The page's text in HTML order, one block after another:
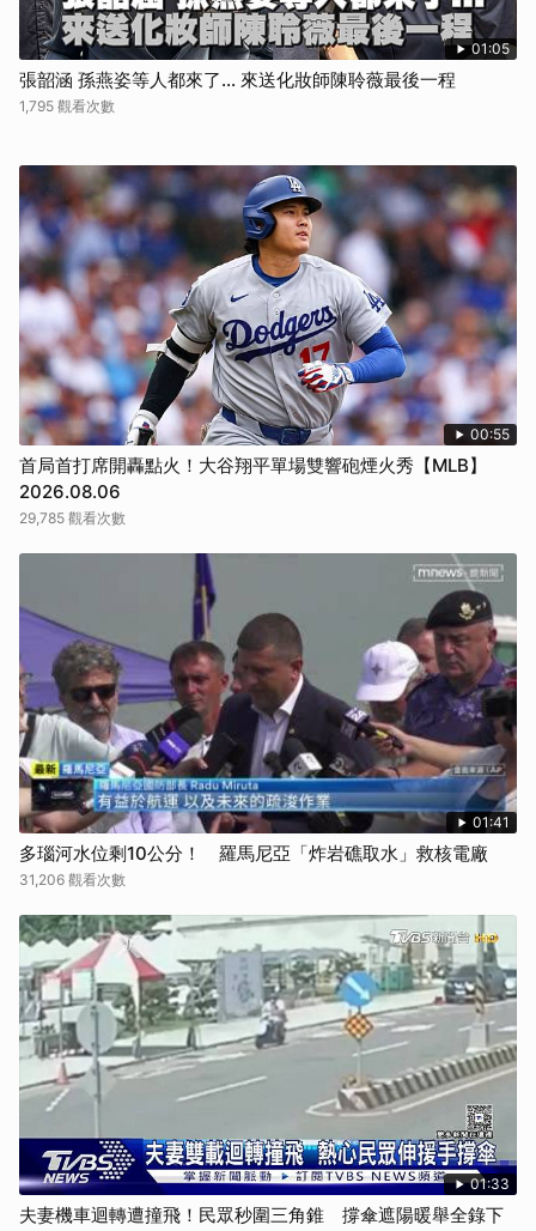
01:05
張韶涵 孫燕姿等人都來了... 來送化妝師陳聆薇最後一程
1,795 觀看次數
00:55
首局首打席開轟點火！大谷翔平單場雙響砲煙火秀【MLB】
2026.08.06
29,785 觀看次數
01:41
多瑙河水位剩10公分！ 羅馬尼亞「炸岩礁取水」救核電廠
31,206 觀看次數
01:33
夫妻機車迴轉遭撞飛！民眾秒圍三角錐 撐傘遮陽暖舉全錄下